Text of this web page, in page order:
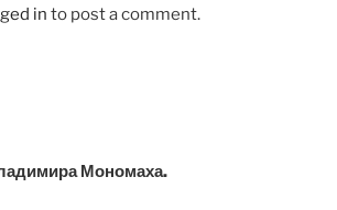
in to post a comment.
Мономаха.